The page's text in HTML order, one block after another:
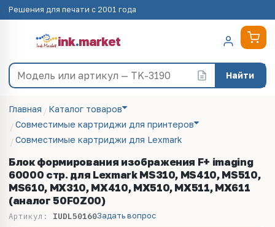
Решения для печати с 2001 года
ink.market
Найти
Главная
Каталог товаров
Совместимые картриджи для принтеров
Совместимые картриджи для Lexmark
Блок формирования изображения F+ imaging
60000 стр. для Lexmark MS310, MS410, MS510,
MS610, MX310, MX410, MX510, MX511, MX611
(аналог 50F0Z00)
Артикул: IUDL50160Задать вопрос